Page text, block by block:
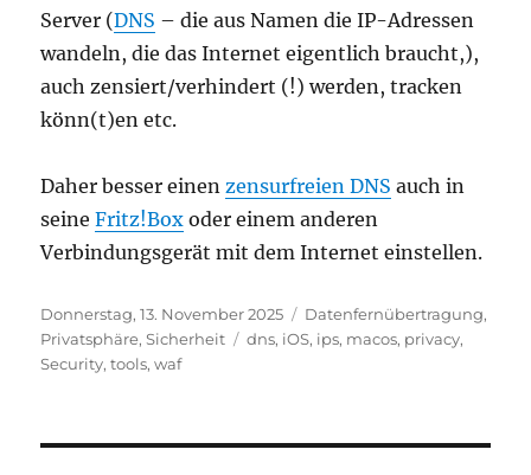
Server (DNS – die aus Namen die IP-Adressen
wandeln, die das Internet eigentlich braucht,),
auch zensiert/verhindert (!) werden, tracken
könn(t)en etc.
Daher besser einen zensurfreien DNS auch in
seineFritz!Box oder einem anderen
Verbindungsgerät mit dem Internet einstellen.
Veröffentlicht
am
Donnerstag, 13. November 2025 Kategorien
Datenfernübertragung,
Privatsphäre,Sicherheit Schlagwörter
dns, iOS, ips, macos, privacy,
Security,tools,waf